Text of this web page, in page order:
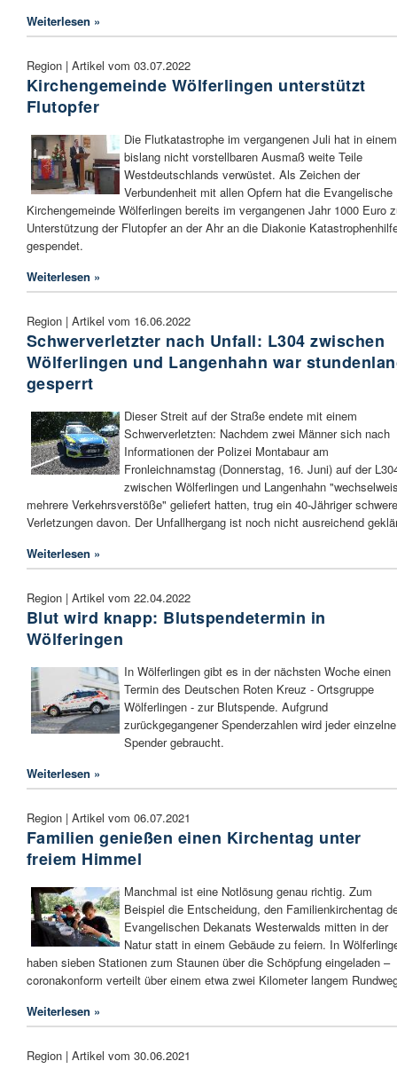
Weiterlesen »
Region | Artikel vom 03.07.2022
Kirchengemeinde Wölferlingen unterstützt
Flutopfer
Die Flutkatastrophe im vergangenen Juli hat in einem
bislang nicht vorstellbaren Ausmaß weite Teile
Westdeutschlands verwüstet. Als Zeichen der
Verbundenheit mit allen Opfern hat die Evangelische
Kirchengemeinde Wölferlingen bereits im vergangenen Jahr 1000 Euro
Unterstützung der Flutopfer an der Ahr an die Diakonie
gespendet.
Weiterlesen »
Region | Artikel vom 16.06.2022
Schwerverletzter nach Unfall: L304 zwischen
Wölferlingen und Langenhahn war
gesperrt
Dieser Streit auf der Straße endete mit einem
Schwerverletzten: Nachdem zwei Männer sich nach
Informationen der Polizei Montabaur am
Fronleichnamstag (Donnerstag, 16. Juni) auf der
zwischen Wölferlingen und Langenhahn
mehrere Verkehrsverstöße" geliefert hatten, trug ein 40-Jähriger schwere
Verletzungen davon. Der Unfallhergang ist noch nicht ausreichend
Weiterlesen »
Region | Artikel vom 22.04.2022
Blut wird knapp: Blutspendetermin in
Wölferingen
In Wölferlingen gibt es in der nächsten Woche einen
Termin des Deutschen Roten Kreuz - Ortsgruppe
Wölferlingen - zur Blutspende. Aufgrund
zurückgegangener Spenderzahlen wird jeder einzelne
Spender gebraucht.
Weiterlesen »
Region | Artikel vom 06.07.2021
Familien genießen einen Kirchentag unter
freiem Himmel
Manchmal ist eine Notlösung genau richtig. Zum
Beispiel die Entscheidung, den Familienkirchentag
Evangelischen Dekanats Westerwalds mitten in der
Natur statt in einem Gebäude zu feiern. In
haben sieben Stationen zum Staunen über die Schöpfung eingeladen –
coronakonform verteilt über einem etwa zwei Kilometer langem
Weiterlesen »
Region | Artikel vom 30.06.2021